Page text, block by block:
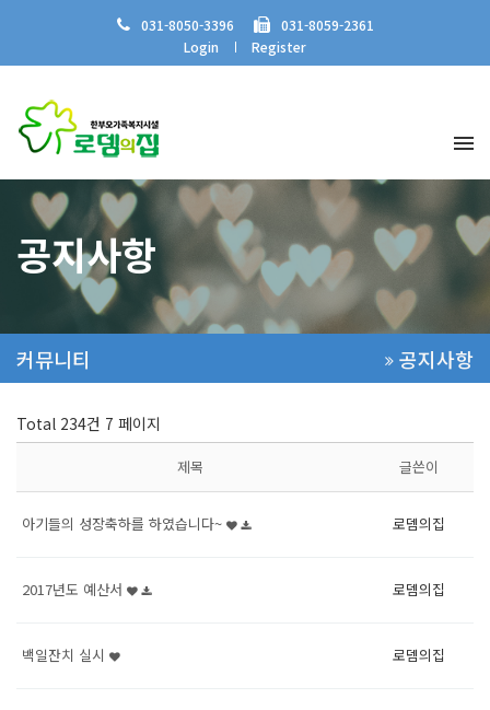
031-8050-3396
031-8059-2361
Login
Register
공지사항
커뮤니티 공지사항
Total 234건 7 페이지
제목 글쓴이
아기들의 성장축하를 하였습니다~ 로뎀의집
2017년도 예산서 로뎀의집
백일잔치 실시 로뎀의집